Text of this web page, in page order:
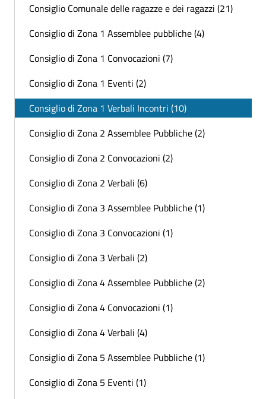
Consiglio Comunale delle ragazze e dei ragazzi (21)
Consiglio di Zona 1 Assemblee pubbliche (4)
Consiglio di Zona 1 Convocazioni (7)
Consiglio di Zona 1 Eventi (2)
Consiglio di Zona 1 Verbali Incontri (10)
Consiglio di Zona 2 Assemblee Pubbliche (2)
Consiglio di Zona 2 Convocazioni (2)
Consiglio di Zona 2 Verbali (6)
Consiglio di Zona 3 Assemblee Pubbliche (1)
Consiglio di Zona 3 Convocazioni (1)
Consiglio di Zona 3 Verbali (2)
Consiglio di Zona 4 Assemblee Pubbliche (2)
Consiglio di Zona 4 Convocazioni (1)
Consiglio di Zona 4 Verbali (4)
Consiglio di Zona 5 Assemblee Pubbliche (1)
Consiglio di Zona 5 Eventi (1)